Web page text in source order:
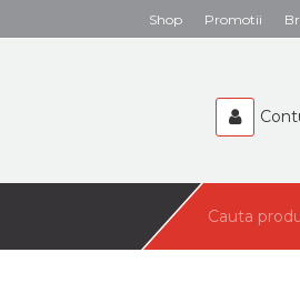
Shop Promotii
COPII SI BEBELUSI CAFEA